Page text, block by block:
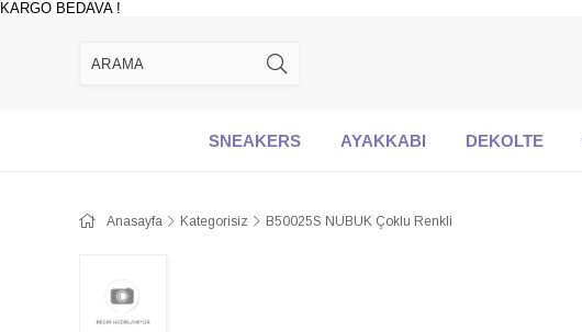
KARGO BEDAVA !
SNEAKERS AYAKKABI DEKOLTE
Anasayfa Kategorisiz B50025S NUBUK Çoklu Renkli